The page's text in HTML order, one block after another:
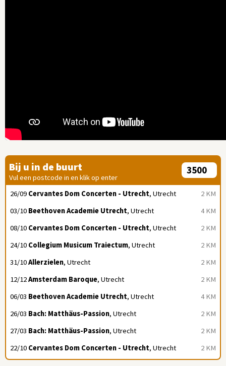
Bij u in de buurt
Vul een postcode in en klik op enter
2 KM
26/09 Cervantes Dom Concerten - Utrecht, Utrecht
4 KM
03/10 Beethoven Academie Utrecht, Utrecht
2 KM
08/10 Cervantes Dom Concerten - Utrecht, Utrecht
2 KM
24/10 Collegium Musicum Traiectum, Utrecht
2 KM
31/10Allerzielen, Utrecht
2 KM
12/12Amsterdam Baroque, Utrecht
4 KM
06/03 Beethoven Academie Utrecht, Utrecht
2 KM
26/03 Bach: Matthäus-Passion, Utrecht
2 KM
27/03 Bach: Matthäus-Passion, Utrecht
2 KM
22/10 Cervantes Dom Concerten - Utrecht, Utrecht